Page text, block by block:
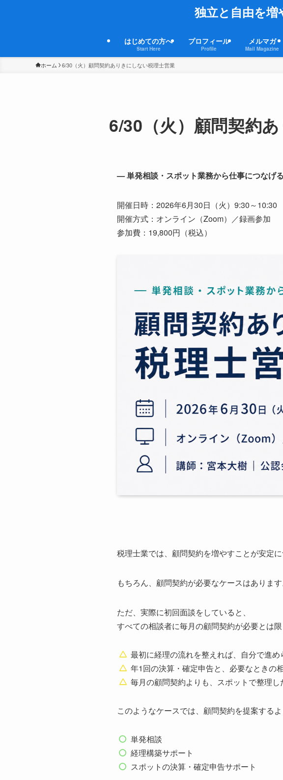
独立と自由を
はじめての方へ
Start Here
プロフィール
Profile
メルマガ
Mail Magazine
ホーム 6/30（火）顧問契約ありきにしない税理士営業
6/30（火）顧問契約
— 単発相談・スポット業務から仕事につなげ
開催日時：2026年6月30日（火）9:30～10:30
開催方式：オンライン（Zoom）／録画参加
参加費：19,800円（税込）
税理士業では、顧問契約を増やすことが安定に
もちろん、顧問契約が必要なケースはあります
ただ、実際に初回面談をしていると、
すべての相談者に毎月の顧問契約が必要とは
最初に経理の流れを整えれば、自分で進め
年1回の決算・確定申告と、必要なときの
毎月の顧問契約よりも、スポットで整理
このようなケースでは、顧問契約を提案するよ
単発相談
経理構築サポート
スポットの決算・確定申告サポート